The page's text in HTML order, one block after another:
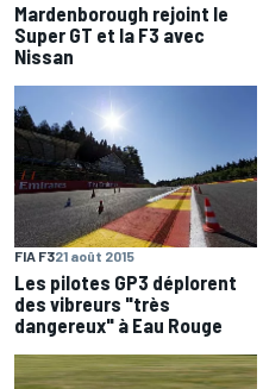
Mardenborough rejoint le
Super GT et la F3 avec
Nissan
FIA F321 août 2015
Les pilotes GP3 déplorent
des vibreurs "très
dangereux" à Eau Rouge